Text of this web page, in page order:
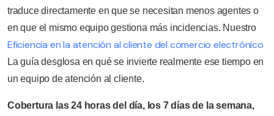
traduce directamente en que se necesitan menos agentes o
en que el mismo equipo gestiona más incidencias. Nuestro
Eficiencia en la atención al cliente del comercio electrónico
La guía desglosa en qué se invierte realmente ese tiempo en
un equipo de atención al cliente.
Cobertura las 24 horas del día, los 7 días de la semana,